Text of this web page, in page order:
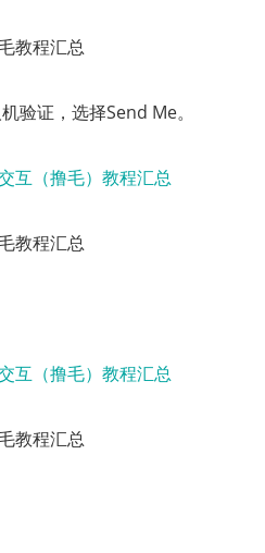
教程汇总
验证，选择Send Me。
教程汇总
教程汇总